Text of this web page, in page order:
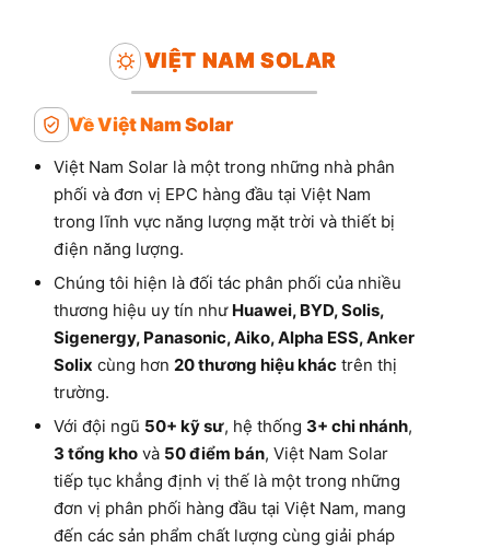
VIỆT NAM SOLAR
Về Việt Nam Solar
Việt Nam Solar là một trong những nhà phân
phối và đơn vị EPC hàng đầu tại Việt Nam
trong lĩnh vực năng lượng mặt trời và thiết bị
điện năng lượng.
Chúng tôi hiện là đối tác phân phối của nhiều
thương hiệu uy tín như Huawei, BYD, Solis,
Sigenergy, Panasonic, Aiko, Alpha ESS, Anker
Solix cùng hơn 20 thương hiệu khác trên thị
trường.
Với đội ngũ 50+ kỹ sư, hệ thống 3+ chi nhánh,
3 tổng kho và 50 điểm bán, Việt Nam Solar
tiếp tục khẳng định vị thế là một trong những
đơn vị phân phối hàng đầu tại Việt Nam, mang
đến các sản phẩm chất lượng cùng giải pháp